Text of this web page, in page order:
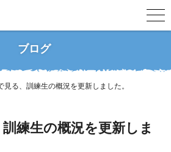
ブログ
見る、訓練生の概況を更新しました。
練生の概況を更新しま